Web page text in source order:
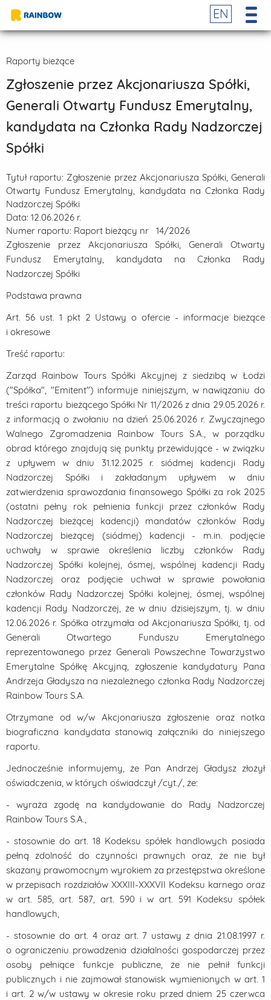
EN
Raporty bieżące
Zgłoszenie przez Akcjonariusza Spółki,
Generali Otwarty Fundusz Emerytalny,
kandydata na Członka Rady Nadzorczej
Spółki
Tytuł raportu: Zgłoszenie przez Akcjonariusza Spółki, Generali
Otwarty Fundusz Emerytalny, kandydata na Członka Rady
Nadzorczej Spółki
Data: 12.06.2026 r.
Numer raportu: Raport bieżący nr 14/2026
Zgłoszenie przez Akcjonariusza Spółki, Generali Otwarty
Fundusz Emerytalny, kandydata na Członka Rady
Nadzorczej Spółki
Podstawa prawna
Art. 56 ust. 1 pkt 2 Ustawy o ofercie - informacje bieżące
i okresowe
Treść raportu:
Zarząd Rainbow Tours Spółki Akcyjnej z siedzibą w Łodzi
("Spółka", "Emitent") informuje niniejszym, w nawiązaniu do
treści raportu bieżącego Spółki Nr 11/2026 z dnia 29.05.2026 r.
z informacją o zwołaniu na dzień 25.06.2026 r. Zwyczajnego
Walnego Zgromadzenia Rainbow Tours S.A., w porządku
obrad którego znajdują się punkty przewidujące - w związku
z upływem w dniu 31.12.2025 r. siódmej kadencji Rady
Nadzorczej Spółki i zakładanym upływem w dniu
zatwierdzenia sprawozdania finansowego Spółki za rok 2025
(ostatni pełny rok pełnienia funkcji przez członków Rady
Nadzorczej bieżącej kadencji) mandatów członków Rady
Nadzorczej bieżącej (siódmej) kadencji - m.in. podjęcie
uchwały w sprawie określenia liczby członków Rady
Nadzorczej Spółki kolejnej, ósmej, wspólnej kadencji Rady
Nadzorczej oraz podjęcie uchwał w sprawie powołania
członków Rady Nadzorczej Spółki kolejnej, ósmej, wspólnej
kadencji Rady Nadzorczej, że w dniu dzisiejszym, tj. w dniu
12.06.2026 r. Spółka otrzymała od Akcjonariusza Spółki, tj. od
Generali Otwartego Funduszu Emerytalnego
reprezentowanego przez Generali Powszechne Towarzystwo
Emerytalne Spółkę Akcyjną, zgłoszenie kandydatury Pana
Andrzeja Gładysza na niezależnego członka Rady Nadzorczej
Rainbow Tours S.A.
Otrzymane od w/w Akcjonariusza zgłoszenie oraz notka
biograficzna kandydata stanowią załączniki do niniejszego
raportu.
Jednocześnie informujemy, że Pan Andrzej Gładysz złożył
oświadczenia, w których oświadczył /cyt./, że:
- wyraża zgodę na kandydowanie do Rady Nadzorczej
Rainbow Tours S.A.,
- stosownie do art. 18 Kodeksu spółek handlowych posiada
pełną zdolność do czynności prawnych oraz, że nie był
skazany prawomocnym wyrokiem za przestępstwa określone
w przepisach rozdziałów XXXIII-XXXVII Kodeksu karnego oraz
w art. 585, art. 587, art. 590 i w art. 591 Kodeksu spółek
handlowych,
- stosownie do art. 4 oraz art. 7 ustawy z dnia 21.08.1997 r.
o ograniczeniu prowadzenia działalności gospodarczej przez
osoby pełniące funkcje publiczne, że nie pełnił funkcji
publicznych i nie zajmował stanowisk wymienionych w art. 1
i art. 2 w/w ustawy w okresie roku przed dniem 25 czerwca